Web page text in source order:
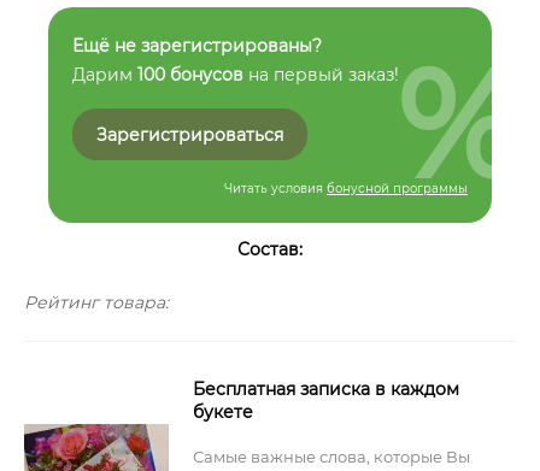
Ещё не зарегистрированы?
Дарим 100 бонусов на первый заказ!
Зарегистрироваться
Читать условия бонусной программы
%
Состав:
Рейтинг товара:
Бесплатная записка в каждом
букете
Самые важные слова, которые Вы